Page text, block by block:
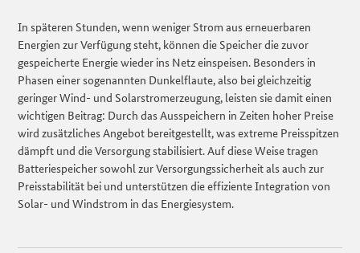
In späteren Stunden, wenn weniger Strom aus erneuerbaren
Energien zur Verfügung steht, können die Speicher die zuvor
gespeicherte Energie wieder ins Netz einspeisen. Besonders in
Phasen einer sogenannten Dunkelflaute, also bei gleichzeitig
geringer Wind- und Solarstromerzeugung, leisten sie damit einen
wichtigen Beitrag: Durch das Ausspeichern in Zeiten hoher Preise
wird zusätzliches Angebot bereitgestellt, was extreme Preisspitzen
dämpft und die Versorgung stabilisiert. Auf diese Weise tragen
Batteriespeicher sowohl zur Versorgungssicherheit als auch zur
Preisstabilität bei und unterstützen die effiziente Integration von
Solar- und Windstrom in das Energiesystem.